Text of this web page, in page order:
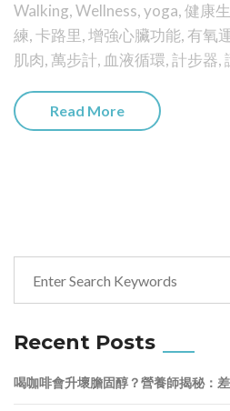
Walking,Wellness,yoga,健康
練,卡路里,增強心臟功能, 有氧
肌肉,萬步計, 血液循環,計步器,
Read More
Recent Posts
喝咖啡會升壞膽固醇？營養師揭秘：